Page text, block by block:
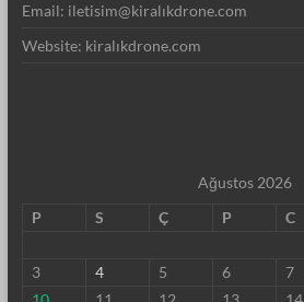
Email: iletisim@kiralıkdrone.com
Website: kiralıkdrone.com
Ağustos 2026
P
S Ç P C
3
4 5 6 7